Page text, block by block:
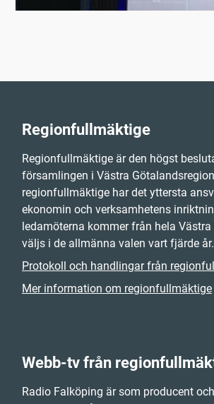
Regionfullmäktige
Regionfullmäktige är den högst
församlingen i Västra
regionfullmäktige har det yttersta
ekonomin och verksamhetens
ledamöterna kommer från hela
väljs i de allmänna valen vart fjärde år.
Protokoll och handlingar från
Mer information om regionfullmäktige
Webb-tv från
Radio Falköping är som producent